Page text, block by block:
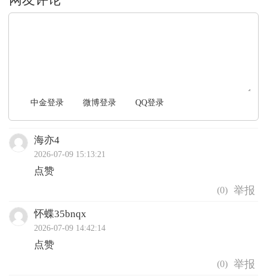
中金登录 微博登录 QQ登录
海亦4
2026-07-09 15:13:21
点赞
(0)
怀蝶35bnqx
2026-07-09 14:42:14
点赞
(0)